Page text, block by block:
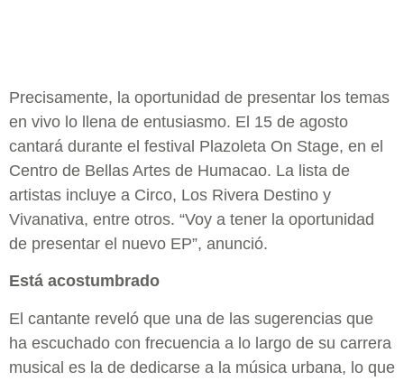
Precisamente, la oportunidad de presentar los temas
en vivo lo llena de entusiasmo. El 15 de agosto
cantará durante el festival Plazoleta On Stage, en el
Centro de Bellas Artes de Humacao. La lista de
artistas incluye a Circo, Los Rivera Destino y
Vivanativa, entre otros. “Voy a tener la oportunidad
de presentar el nuevo EP”, anunció.
Está acostumbrado
El cantante reveló que una de las sugerencias que
ha escuchado con frecuencia a lo largo de su carrera
musical es la de dedicarse a la música urbana, lo que